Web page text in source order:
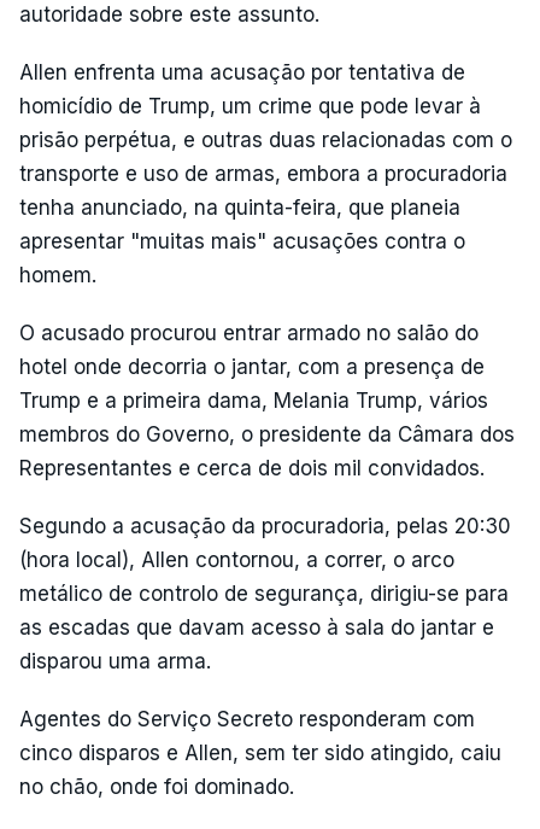
autoridade sobre este assunto.
Allen enfrenta uma acusação por tentativa de
homicídio de Trump, um crime que pode levar à
prisão perpétua, e outras duas relacionadas com o
transporte e uso de armas, embora a procuradoria
tenha anunciado, na quinta-feira, que planeia
apresentar "muitas mais" acusações contra o
homem.
O acusado procurou entrar armado no salão do
hotel onde decorria o jantar, com a presença de
Trump e a primeira dama, Melania Trump, vários
membros do Governo, o presidente da Câmara dos
Representantes e cerca de dois mil convidados.
Segundo a acusação da procuradoria, pelas 20:30
(hora local), Allen contornou, a correr, o arco
metálico de controlo de segurança, dirigiu-se para
as escadas que davam acesso à sala do jantar e
disparou uma arma.
Agentes do Serviço Secreto responderam com
cinco disparos e Allen, sem ter sido atingido, caiu
no chão, onde foi dominado.